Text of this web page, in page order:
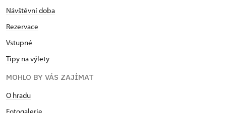
Návštěvní doba
Rezervace
Vstupné
Tipy na výlety
MOHLO BY VÁS ZAJÍMAT
O hradu